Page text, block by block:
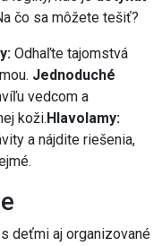
čo sa môžete tešiť?
Odhaľte tajomstvá
Jednoduché
vedcom a
koži. Hlavolamy:
a nájdite riešenia,
deťmi aj organizované